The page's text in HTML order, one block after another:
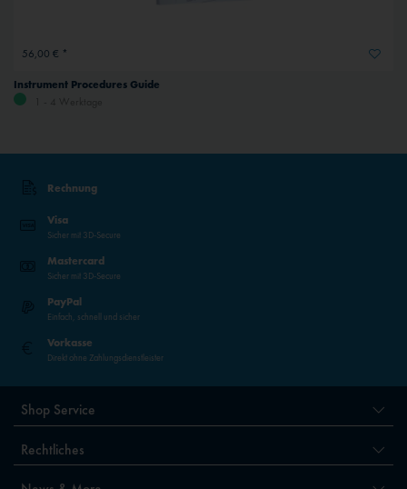
56,00 € *
Instrument Procedures Guide
Rechnung
Visa
Sicher mit 3D-Secure
Mastercard
Sicher mit 3D-Secure
PayPal
Einfach, schnell und sicher
Vorkasse
Direkt ohne Zahlungsdienstleister
Shop Service
Rechtliches